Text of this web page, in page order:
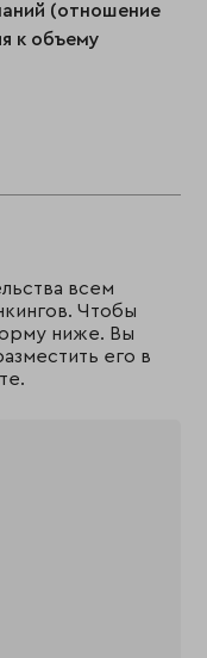
(отношение
к объему
всем
Чтобы
ниже. Вы
его в